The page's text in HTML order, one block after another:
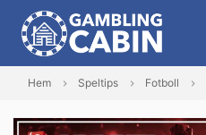
Hem Speltips Fotboll